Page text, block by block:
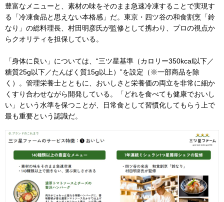
豊富なメニューと、素材の味をそのまま急速冷凍することで実現す
る「冷凍食品と思えない本格感」だ。東京・四ツ谷の和食割烹「鈴
なり」の総料理長、村田明彦氏が監修として携わり、プロの視点か
らクオリティを担保している。
「身体に良い」については、“三ツ星基準（カロリー350kcal以下／
糖質25g以下／たんぱく質15g以上）”を設定（※一部商品を除
く）。管理栄養士とともに、おいしさと栄養価の両立を非常に細か
くすり合わせながら開発している。「どれを食べても健康でおいし
い」という水準を保つことが、日常食として習慣化してもらう上で
最も重要という認識だ。